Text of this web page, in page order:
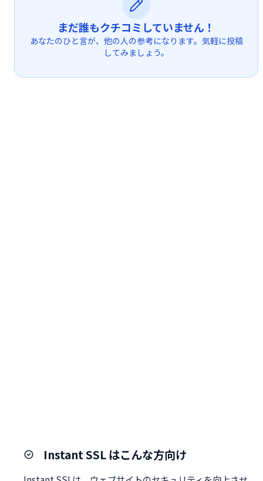
まだ誰もクチコミしていません！
あなたのひと言が、他の人の参考になります。気軽に投稿
してみましょう。
Instant SSL はこんな方向け